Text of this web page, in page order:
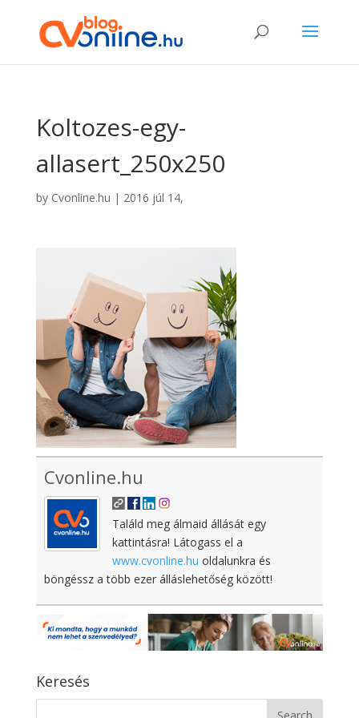
Koltozes-egy-
allasert_250x250
by Cvonline.hu | 2016 júl 14,
Cvonline.hu
Találd meg álmaid állását egy
kattintásra! Látogass el a
www.cvonline.hu oldalunkra és
böngéssz a több ezer álláslehetőség között!
Keresés